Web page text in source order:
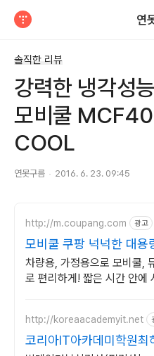
연
솔직한 리뷰
강력한 냉각성
모비쿨
COOL
연못구름 2016. 6. 23. 09:45
http://m.coupang.com 광고
모비쿨 쿠팡 넉넉한 대용
차량용, 가정용으로 모비쿨,
로 편리하게! 짧은 시간 안에
http://koreaacademyit.net
코리아IT아카데미학원최